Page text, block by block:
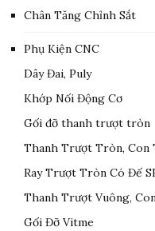
Chân Tăng Chỉnh Sắt
Phụ Kiện CNC
Dây Đai, Puly
Khớp Nối Động Cơ
Gối đỡ thanh trượt tròn
Thanh Trượt Tròn,
Ray Trượt Tròn Có Đế
Thanh Trượt Vuông,
Gối Đỡ Vitme